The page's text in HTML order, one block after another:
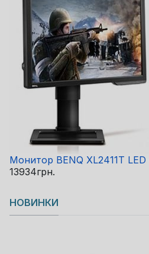
Монитор BENQ XL2411T LED
13934грн.
НОВИНКИ